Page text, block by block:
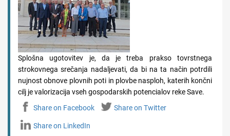
Splošna ugotovitev je, da je treba prakso tovrstnega
strokovnega srečanja nadaljevati, da bi na ta način potrdili
nujnost obnove plovnih poti in plovbe nasploh, katerih končni
cilj je valorizacija vseh gospodarskih potencialov reke Save.
Share on Facebook
Share on Twitter
Share on LinkedIn